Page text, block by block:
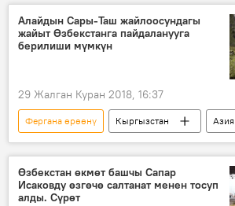
достук
ыраазычылык
коронавирус
Алайдын Сары-Таш жайлоосундагы
жайыт Өзбекстанга пайдаланууга
берилиши мүмкүн
29 Жалган Куран 2018, 16:37
Фергана өрөөнү Кыргызстан
Азия
Дүйнөдө
Коом
Жаңылыктар
Ош
Өзбекстан өкмөт
Өзбекстан өкмөт башчы Сапар
Исаковду өзгөчө салтанат менен тосуп
алды. Сүрөт